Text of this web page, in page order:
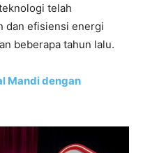
telah
dan efisiensi energi
beberapa tahun lalu.
Mandi dengan